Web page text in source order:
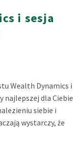
i sesja
Wealth Dynamics i
najlepszej dla Ciebie
siebie i
wystarczy, że